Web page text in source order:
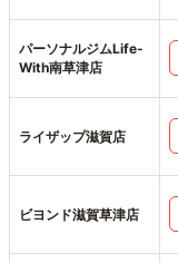
パーソナルジムLife-
With南草津店
ライザップ滋賀店
ビヨンド滋賀草津店